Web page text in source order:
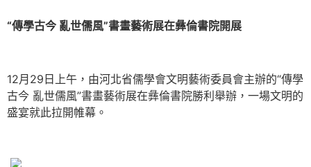
“傳學古今 亂世儒風”書畫藝術展在彝倫書院開展
12月29日上午，由河北省儒學會文明藝術委員會主辦的“傳學
古今 亂世儒風”書畫藝術展在彝倫書院勝利舉辦，一場文明的
盛宴就此拉開帷幕。